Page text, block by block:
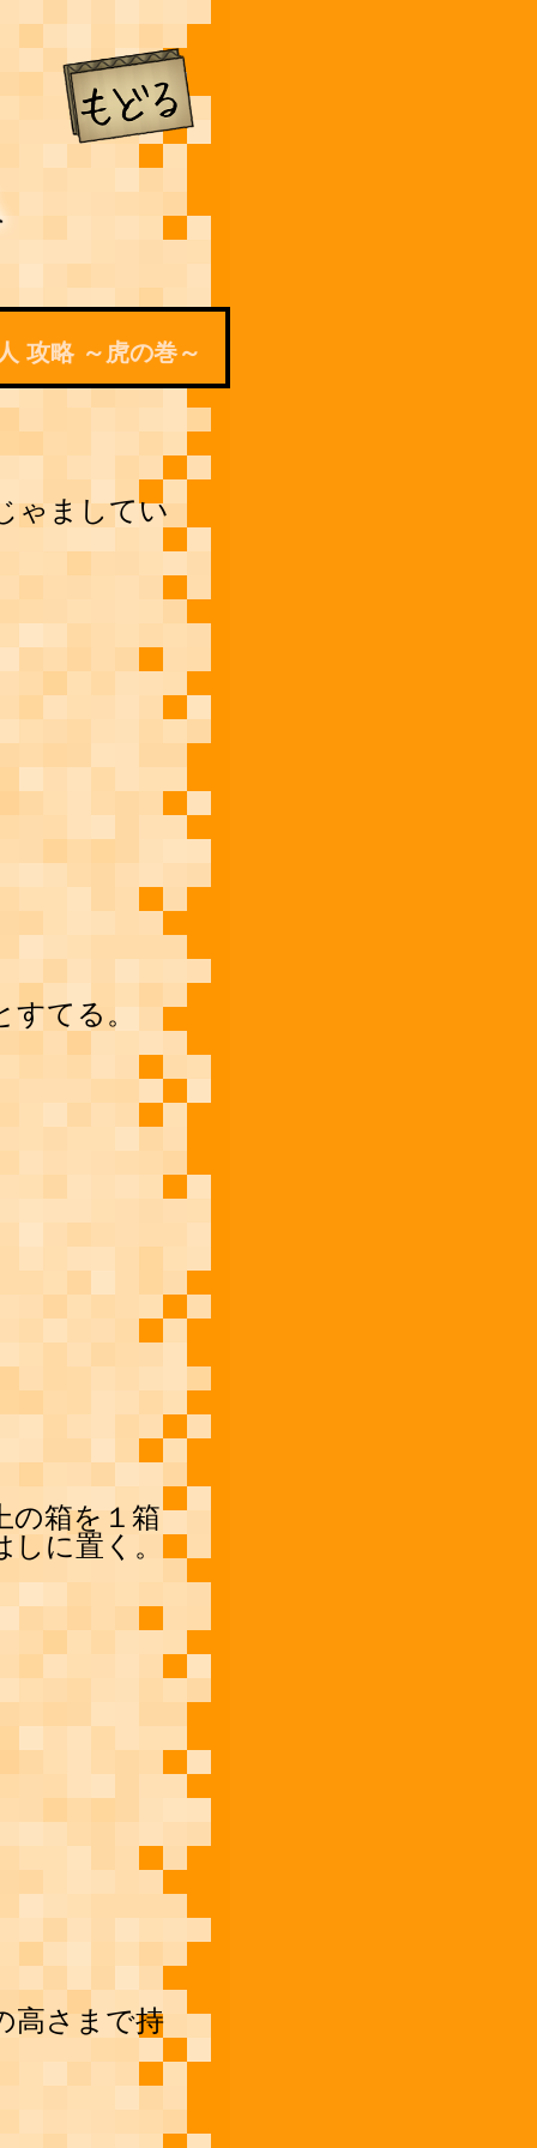
攻略 ～虎の巻～
ゃましてい
てる。
の箱を１箱
に置く。
高さまで持